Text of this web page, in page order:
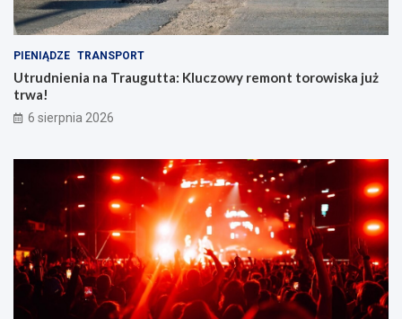
PIENIĄDZE TRANSPORT
Utrudnienia na Traugutta: Kluczowy remont torowiska już
trwa!
6 sierpnia 2026